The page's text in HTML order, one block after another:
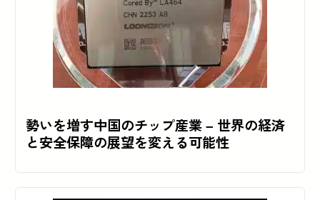
勢いを増す中国のチップ産業 – 世界の経済
と安全保障の展望を変える可能性